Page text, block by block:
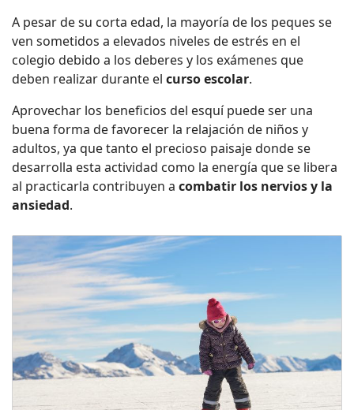
A pesar de su corta edad, la mayoría de los peques se
ven sometidos a elevados niveles de estrés en el
colegio debido a los deberes y los exámenes que
deben realizar durante el curso escolar.
Aprovechar los beneficios del esquí puede ser una
buena forma de favorecer la relajación de niños y
adultos, ya que tanto el precioso paisaje donde se
desarrolla esta actividad como la energía que se libera
al practicarla contribuyen a combatir los nervios y la
ansiedad.